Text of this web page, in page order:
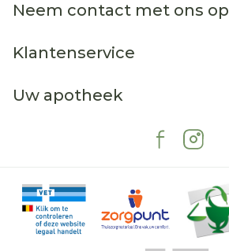
Neem contact met ons op
Klantenservice
Uw apotheek